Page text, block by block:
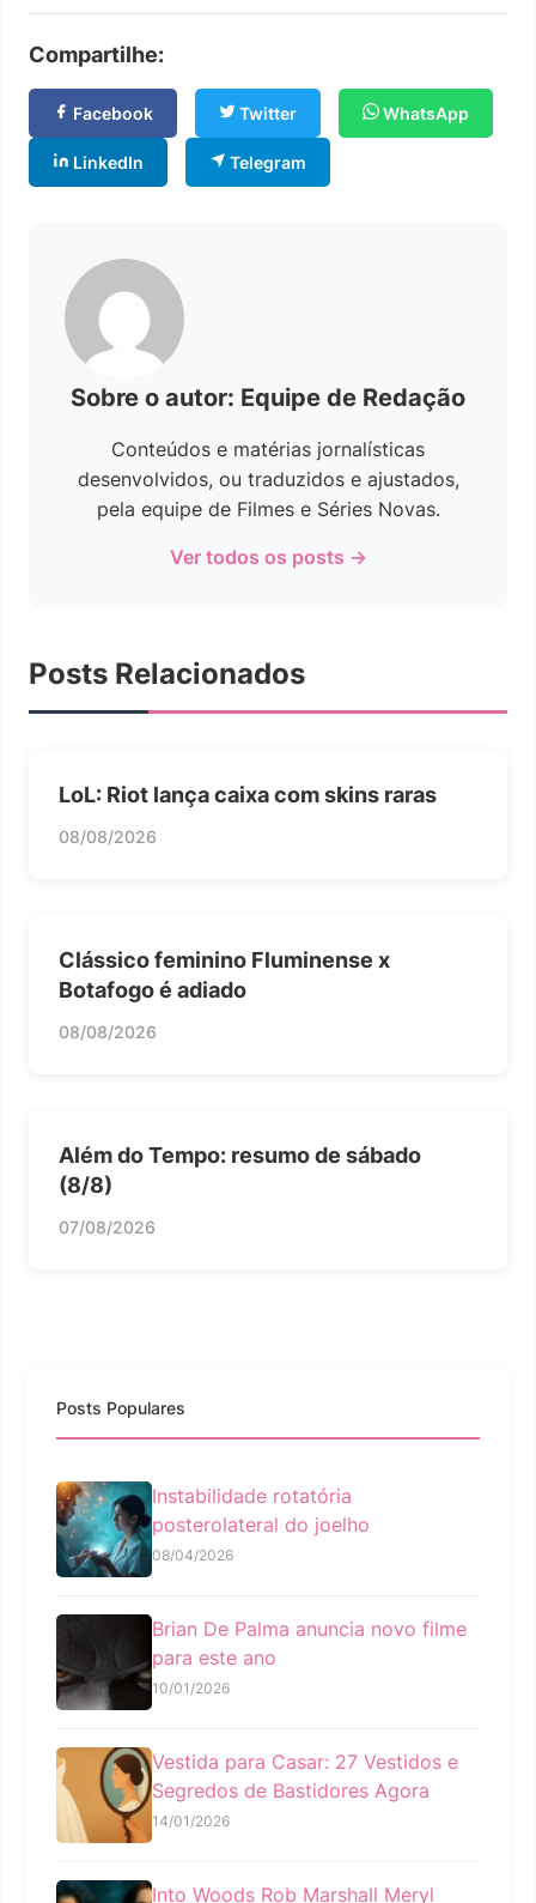
Compartilhe:
Facebook Twitter WhatsApp
LinkedIn Telegram
Sobre o autor: Equipe de Redação
Conteúdos e matérias jornalísticas
desenvolvidos, ou traduzidos e ajustados,
pela equipe de Filmes e Séries Novas.
Ver todos os posts →
Posts Relacionados
LoL: Riot lança caixa com skins raras
08/08/2026
Clássico feminino Fluminense x
Botafogo é adiado
08/08/2026
Além do Tempo: resumo de sábado
(8/8)
07/08/2026
Posts Populares
Instabilidade rotatória
posterolateral do joelho
08/04/2026
Brian De Palma anuncia novo filme
para este ano
10/01/2026
Vestida para Casar: 27 Vestidos e
Segredos de Bastidores Agora
14/01/2026
Into Woods Rob Marshall Meryl